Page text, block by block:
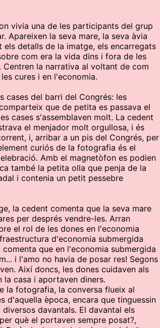
vivia una de les participants del grup
Apareixen la seva mare, la seva àvia
detalls de la imatge, els encarregats
com era la vida dins i fora de les
la narrativa al voltant de com
cures i en l'economia.
cases del barri del Congrés: les
que de petita es passava el
cases s'assemblaven molt. La cedent
el menjador molt orgullosa, i és
i, arribar a un pis del Congrés, per
curiós de la fotografia és el
Amb el magnetòfon es podien
també la petita olla que penja de la
i contenia un petit pessebre
la cedent comenta que la seva mare
per després vendre-les. Arran
el rol de les dones en l'economia
d'economia submergida
que en l'economia submergida
i l'amo no havia de posar res! Segons
Així doncs, les dones cuidaven als
la casa i aportaven diners.
la fotografia, la conversa flueix al
d'aquella època, encara que tinguessin
davantals. El davantal els
què el portaven sempre posat?,